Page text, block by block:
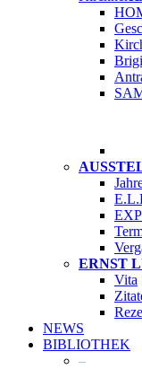
ERNST
Vita
NEWS
BIBLIOTHEK
–